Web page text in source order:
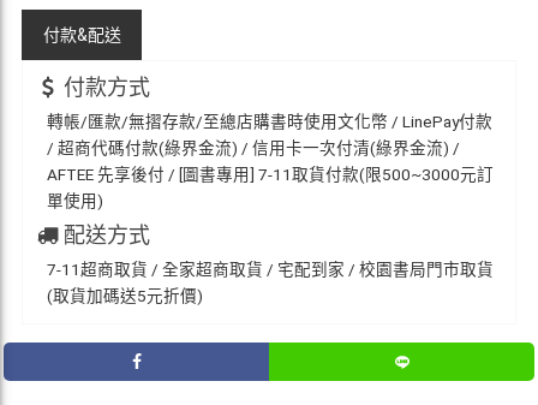
付款&配送
付款方式
轉帳/匯款/無摺存款/至總店購書時使用文化幣 / LinePay付款
/ 超商代碼付款(綠界金流) / 信用卡一次付清(綠界金流) /
AFTEE 先享後付 / [圖書專用] 7-11取貨付款(限500~3000元訂
單使用)
配送方式
7-11超商取貨 / 全家超商取貨 / 宅配到家 / 校園書局門市取貨
(取貨加碼送5元折價)